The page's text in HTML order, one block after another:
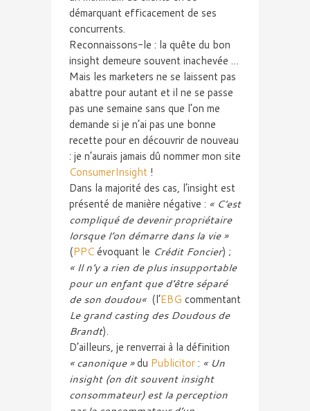
démarquant efficacement de ses
concurrents.
Reconnaissons-le : la quête du bon
insightdemeure souvent inachevée …
Mais les marketers ne se laissent pas
abattre pour autant et il ne se passe
pas une semaine sans que l’on me
demande si je n’ai pas une bonne
recette pour en découvrir de nouveau
: je n’aurais jamais dû nommer mon site
ConsumerInsight !
Dans la majorité des cas, l’insightest
présenté de manière négative : « C’est
compliqué de devenir propriétaire
lorsque l’on démarre dans la vie »
(PPCévoquant le Crédit Foncier) ;
« Il n’y a rien de plus insupportable
pour un enfant que d’être séparé
de son doudou« (l’EBG commentant
Le grandcasting des Doudousde
Brandt).
D’ailleurs, je renverrai à la définition
« canonique »du Publicitor: « Un
insight(on dit souventinsight
consommateur) est la perception